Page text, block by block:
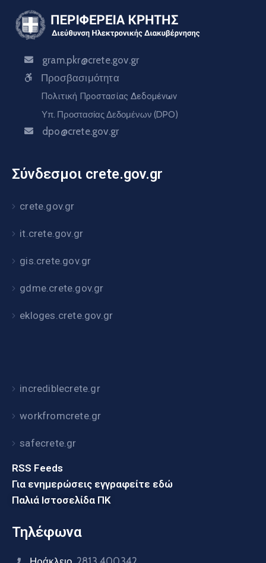
gram.pkr@crete.gov.gr
Προσβασιμότητα
Πολιτική Προστασίας Δεδομένων
Υπ. Προστασίας Δεδομένων (DPO)
dpo@crete.gov.gr
Σύνδεσμοι crete.gov.gr
crete.gov.gr
it.crete.gov.gr
gis.crete.gov.gr
gdme.crete.gov.gr
ekloges.crete.gov.gr
incrediblecrete.gr
workfromcrete.gr
safecrete.gr
RSS Feeds
Για ενημερώσεις εγγραφείτε εδώ
Παλιά Ιστοσελίδα ΠΚ
Τηλέφωνα